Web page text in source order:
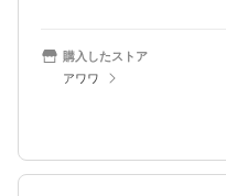
購入したストア
アワワ